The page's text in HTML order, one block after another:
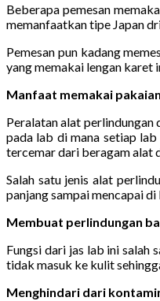
Beberapa pemesan
memanfaatkan tipe Japan
Pemesan pun kadang
yang memakai lengan karet
Manfaat memakai
Peralatan alat perlindungan
pada lab di mana setiap
tercemar dari beragam alat
Salah satu jenis alat
panjang sampai mencapai
Membuat perlindungan
Fungsi dari jas lab ini salah
tidak masuk ke kulit
Menghindari dari